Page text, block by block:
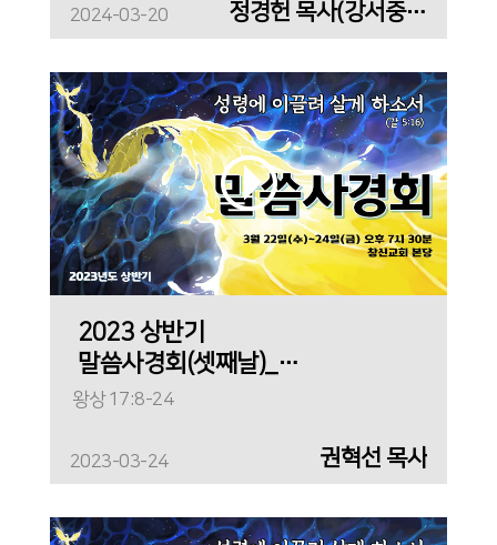
2024-03-20 정경헌 목사(강서중앙교회)
2023 상반기
말씀사경회(셋째날)_
갈멜로 가는 길
왕상 17:8-24
2023-03-24 권혁선 목사